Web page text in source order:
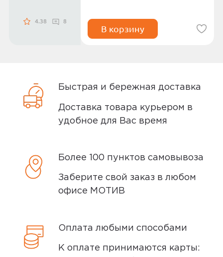
4.38 8
В корзину
Быстрая и бережная доставка
Доставка товара курьером в
удобное для Вас время
Более 100 пунктов самовывоза
Заберите свой заказ в любом
офисе МОТИВ
Оплата любыми способами
К оплате принимаются карты: